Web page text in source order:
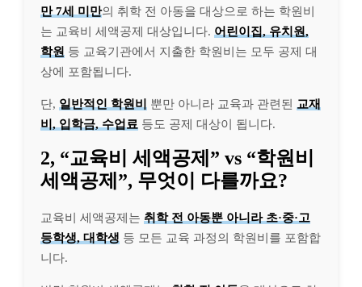
만 7세 미만의 취학 전 아동을 대상으로 하는 학원비
는 교육비 세액공제 대상입니다. 어린이집, 유치원,
학원 등 교육기관에서 지출한 학원비는 모두 공제 대
상에 포함됩니다.
단, 일반적인 학원비 뿐만 아니라 교육과 관련된 교재
비, 입학금, 수업료 등도 공제 대상이 됩니다.
2, “교육비 세액공제” vs “학원비
세액공제”, 무엇이 다를까요?
교육비 세액공제는 취학 전 아동뿐 아니라 초·중·고
등학생, 대학생 등 모든 교육 과정의 학원비를 포함합
니다.